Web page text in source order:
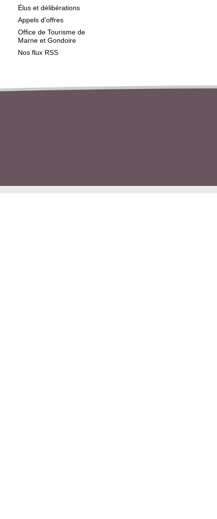
Élus et délibérations
Appels d'offres
Office de Tourisme de
Marne et Gondoire
Nos flux RSS